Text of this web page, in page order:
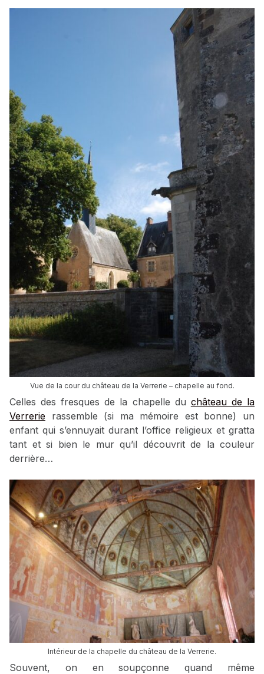
Vue de la cour du château de la Verrerie – chapelle au fond.
Celles des fresques de la chapelle du château de la
Verrerie rassemble (si ma mémoire est bonne) un
enfant qui s’ennuyait durant l’office religieux et gratta
tant et si bien le mur qu’il découvrit de la couleur
derrière…
Intérieur de la chapelle du château de la Verrerie.
Souvent, on en soupçonne quand même